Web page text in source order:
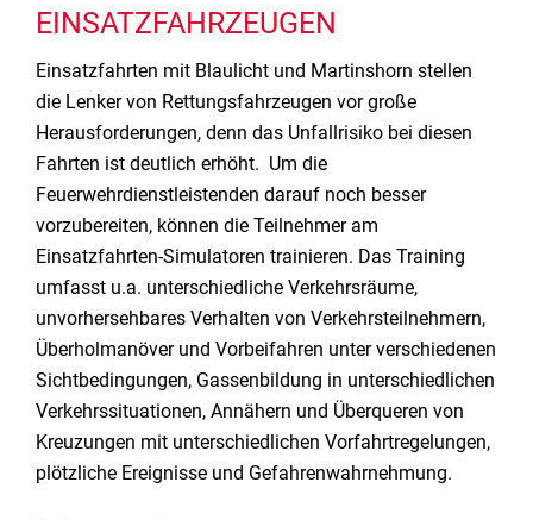
EINSATZFAHRZEUGEN
Einsatzfahrten mit Blaulicht und Martinshorn stellen
die Lenker von Rettungsfahrzeugen vor große
Herausforderungen, denn das Unfallrisiko bei diesen
Fahrten ist deutlich erhöht. Um die
Feuerwehrdienstleistenden darauf noch besser
vorzubereiten, können die Teilnehmer am
Einsatzfahrten-Simulatoren trainieren. Das Training
umfasst u.a. unterschiedliche Verkehrsräume,
unvorhersehbares Verhalten von Verkehrsteilnehmern,
Überholmanöver und Vorbeifahren unter verschiedenen
Sichtbedingungen, Gassenbildung in unterschiedlichen
Verkehrssituationen, Annähern und Überqueren von
Kreuzungen mit unterschiedlichen Vorfahrtregelungen,
plötzliche Ereignisse und Gefahrenwahrnehmung.